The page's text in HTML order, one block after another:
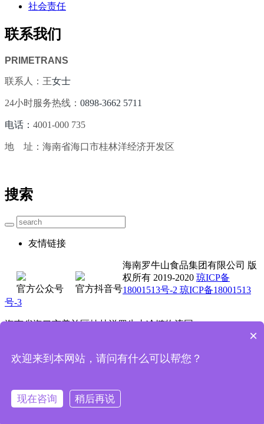
社会责任
联系我们
PRIMETRANS
联系人：王女士
24小时服务热线： 0898-3662 5711
电话： 4001-000 735
地 址：海南省海口市桂林洋经济开发区
搜索
友情链接
官方公众号 官方抖音号
海南罗牛山食品集团有限公司 版
权所有 2019-2020 琼ICP备
18001513号-2 琼ICP备18001513
号-3
海南省海口市美兰区桂林洋罗牛山冷链物流园
技术支持：魔方科技
电话咨询
服务项目
×
欢迎来到本网站，请问有什么可以帮您？
现在咨询 稍后再说